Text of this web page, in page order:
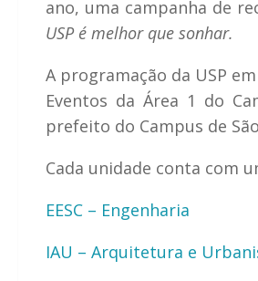
ano, uma campanha de
USP é melhor que sonhar.
A programação da USP
Eventos da Área 1 do
prefeito do Campus de
Cada unidade conta com
EESC – Engenharia
IAU – Arquitetura e